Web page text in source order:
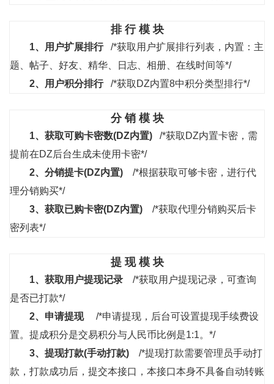
排 行 模 块
1、 用户扩展排行
/*获取用户扩展排行列表，内置：主
题、帖子、好友、精华、日志、相册、在线时间等*/
2、
用户积分排行/*获取DZ内置8中积分类型排行*/
分 销 模 块
1、 获取可购卡密数(DZ内置)
/*获取DZ内置卡密，需
提前在DZ后台生成未使用卡密*/
2、 分销提卡(DZ内置) /*根据获取可够卡密，进行代
理分销购买*/
3、 获取已购卡密(DZ内置)
/*获取代理分销购买后卡
密列表*/
提 现 模 块
1、 获取用户提现记录 /*获取用户提现记录，可查询
是否已打款*/
2、 申请提现/*申请提现，后台可设置提现手续费设
置。提成积分是交易积分与人民币比例是1:1。*/
3、 提现打款(手动打款) /*提现打款需要管理员手动打
款，打款成功后，提交本接口，本接口本身不具备自动转账